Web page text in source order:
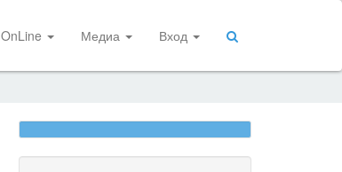
OnLine Медиа Вход